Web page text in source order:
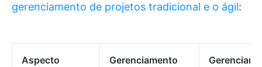
gerenciamento de projetos tradicional e o ágil:
Aspecto
Gerenciamento